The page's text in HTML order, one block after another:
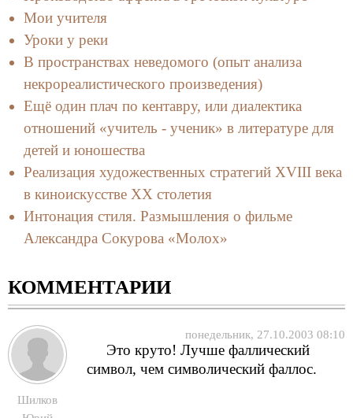
Мои учителя
Уроки у реки
В пространствах неведомого (опыт анализа
некрореалистического произведения)
Ещё один плач по кентавру, или диалектика
отношений «учитель - ученик» в литературе для
детей и юношества
Реализация художественных стратегий XVIII века
в киноискусстве ХХ столетия
Интонация стиля. Размышления о фильме
Александра Сокурова «Молох»
КОММЕНТАРИИ
Шилков
понедельник, 27.10.2003 08:10
Это круто! Лучше фаллический
символ, чем символический фаллос.